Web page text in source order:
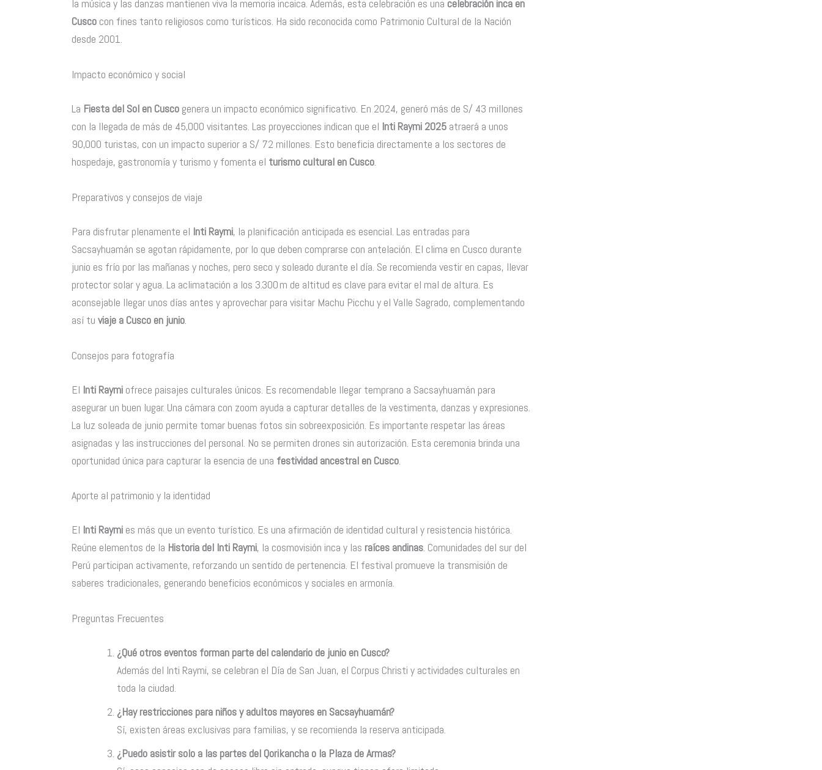
la música y las danzas mantienen viva la memoria incaica. Además, esta celebración es una celebración inca en
Cusco con fines tanto religiosos como turísticos. Ha sido reconocida como Patrimonio Cultural de la Nación
desde 2001.
Impacto económico y social
La Fiesta del Sol en Cusco genera un impacto económico significativo. En 2024, generó más de S/ 43 millones
con la llegada de más de 45,000 visitantes. Las proyecciones indican que el Inti Raymi 2025 atraerá a unos
90,000 turistas, con un impacto superior a S/ 72 millones. Esto beneficia directamente a los sectores de
hospedaje, gastronomía y turismo y fomenta el turismo cultural en Cusco.
Preparativos y consejos de viaje
Para disfrutar plenamente el Inti Raymi, la planificación anticipada es esencial. Las entradas para
Sacsayhuamán se agotan rápidamente, por lo que deben comprarse con antelación. El clima en Cusco durante
junio es frío por las mañanas y noches, pero seco y soleado durante el día. Se recomienda vestir en capas, llevar
protector solar y agua. La aclimatación a los 3.300 m de altitud es clave para evitar el mal de altura. Es
aconsejable llegar unos días antes y aprovechar para visitar Machu Picchu y el Valle Sagrado, complementando
así tu viaje a Cusco en junio.
Consejos para fotografía
El Inti Raymi ofrece paisajes culturales únicos. Es recomendable llegar temprano a Sacsayhuamán para
asegurar un buen lugar. Una cámara con zoom ayuda a capturar detalles de la vestimenta, danzas y expresiones.
La luz soleada de junio permite tomar buenas fotos sin sobreexposición. Es importante respetar las áreas
asignadas y las instrucciones del personal. No se permiten drones sin autorización. Esta ceremonia brinda una
oportunidad única para capturar la esencia de una festividad ancestral en Cusco.
Aporte al patrimonio y la identidad
El Inti Raymi es más que un evento turístico. Es una afirmación de identidad cultural y resistencia histórica.
Reúne elementos de la Historia del Inti Raymi, la cosmovisión inca y las raíces andinas. Comunidades del sur del
Perú participan activamente, reforzando un sentido de pertenencia. El festival promueve la transmisión de
saberes tradicionales, generando beneficios económicos y sociales en armonía.
Preguntas Frecuentes
¿Qué otros eventos forman parte del calendario de junio en Cusco?
Además del Inti Raymi, se celebran el Día de San Juan, el Corpus Christi y actividades culturales en
toda la ciudad.
¿Hay restricciones para niños y adultos mayores en Sacsayhuamán?
Sí, existen áreas exclusivas para familias, y se recomienda la reserva anticipada.
¿Puedo asistir solo a las partes del Qorikancha o la Plaza de Armas?